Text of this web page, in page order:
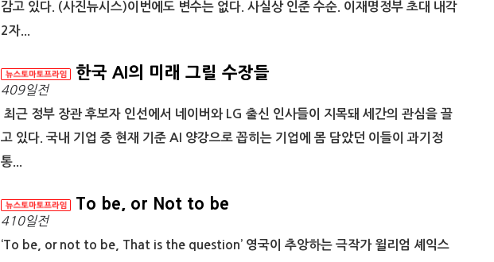
감고 있다. (사진뉴시스)이번에도 변수는 없다. 사실상 인준 수순. 이재명정부 초대 내각
2자...
한국 AI의 미래 그릴 수장들
409일전
최근 정부 장관 후보자 인선에서 네이버와 LG 출신 인사들이 지목돼 세간의 관심을 끌
고 있다. 국내 기업 중 현재 기준 AI 양강으로 꼽히는 기업에 몸 담았던 이들이 과기정
통...
To be, or Not to be
410일전
‘To be, or not to be, That is the question’ 영국이 추앙하는 극작가 윌리엄 셰익스